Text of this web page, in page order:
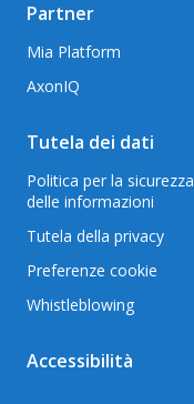
Partner
Mia Platform
AxonIQ
Tutela dei dati
Politica per la sicurezza
delle informazioni
Tutela della privacy
Preferenze cookie
Whistleblowing
Accessibilità